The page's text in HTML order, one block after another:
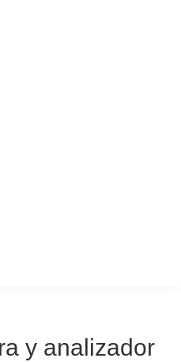
y analizador